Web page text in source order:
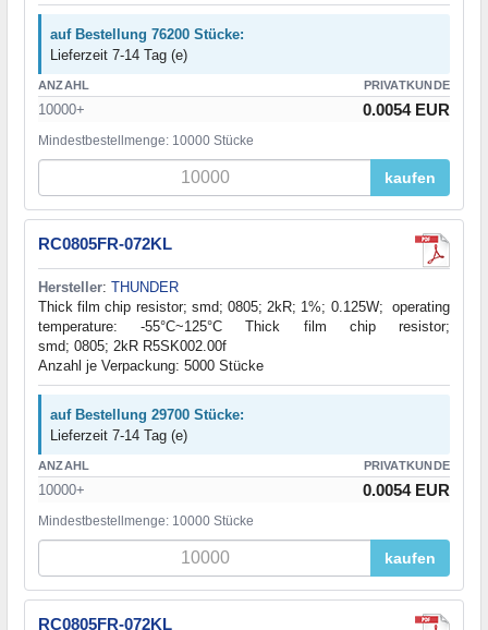
auf Bestellung 76200 Stücke:
Lieferzeit 7-14 Tag (e)
ANZAHL PRIVATKUNDE
10000+ 0.0054 EUR
Mindestbestellmenge: 10000 Stücke
kaufen
RC0805FR-072KL
Hersteller: THUNDER
Thick film chip resistor; smd; 0805; 2kR; 1%; 0.125W; operating
temperature: -55°C~125°C Thick film chip resistor;
smd; 0805; 2kR R5SK002.00f
Anzahl je Verpackung: 5000 Stücke
auf Bestellung 29700 Stücke:
Lieferzeit 7-14 Tag (e)
ANZAHL PRIVATKUNDE
10000+ 0.0054 EUR
Mindestbestellmenge: 10000 Stücke
kaufen
RC0805FR-072KL